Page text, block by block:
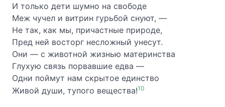
И только дети шумно на свободе
Меж чучел и витрин гурьбой снуют, —
Не так, как мы, причастные природе,
Пред ней восторг несложный унесут.
Они — с животной жизнью материнства
Глухую связь порвавшие едва —
Одни поймут нам скрытое единство
Живой души, тупого вещества!10